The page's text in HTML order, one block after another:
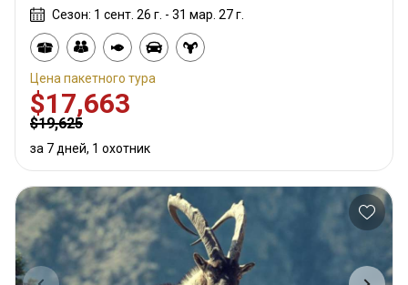
Сезон: 1 сент. 26 г. - 31 мар. 27 г.
Цена пакетного тура
$17,663
$19,625
за 7 дней, 1 охотник